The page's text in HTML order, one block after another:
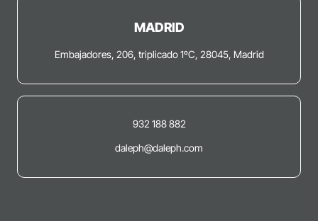
MADRID
Embajadores, 206, triplicado 1ºC, 28045, Madrid
932 188 882
daleph@daleph.com